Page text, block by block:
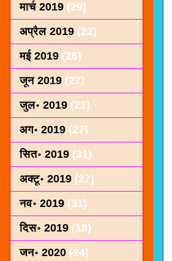
मार्च 2019 (29)
अप्रैल 2019 (22)
मई 2019 (26)
जून 2019 (27)
जुल॰ 2019 (21)
अग॰ 2019 (27)
सित॰ 2019 (31)
अक्टू॰ 2019 (27)
नव॰ 2019 (31)
दिस॰ 2019 (18)
जन॰ 2020 (24)